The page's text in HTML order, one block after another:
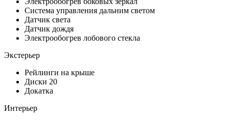
Система управления дальним светом
Датчик света
Датчик дождя
Электрообогрев лобового стекла
Экстерьер
Рейлинги на крыше
Диски 20
Докатка
Интерьер